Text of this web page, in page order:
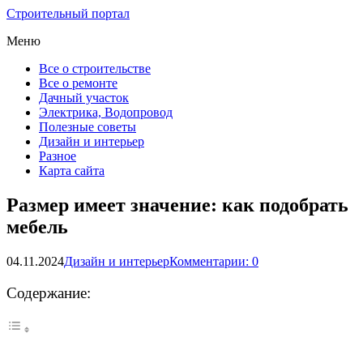
Строительный портал
Меню
Все о строительстве
Все о ремонте
Дачный участок
Электрика, Водопровод
Полезные советы
Дизайн и интерьер
Разное
Карта сайта
Размер имеет значение: как подобрать
мебель
04.11.2024Дизайн и интерьерКомментарии: 0
Содержание: